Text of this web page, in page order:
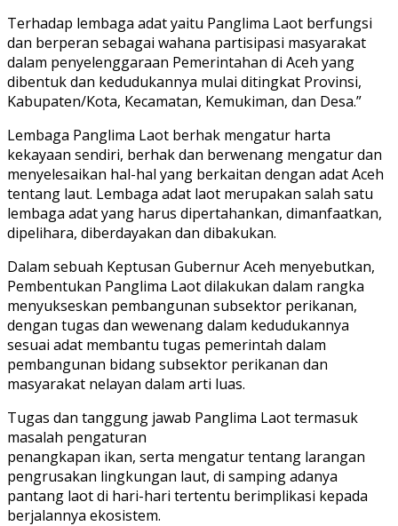
Terhadap lembaga adat yaitu Panglima Laot berfungsi
dan berperan sebagai wahana partisipasi masyarakat
dalam penyelenggaraan Pemerintahan di Aceh yang
dibentuk dan kedudukannya mulai ditingkat Provinsi,
Kabupaten/Kota, Kecamatan, Kemukiman, dan Desa.”
Lembaga Panglima Laot berhak mengatur harta
kekayaan sendiri, berhak dan berwenang mengatur dan
menyelesaikan hal-hal yang berkaitan dengan adat Aceh
tentang laut. Lembaga adat laot merupakan salah satu
lembaga adat yang harus dipertahankan, dimanfaatkan,
dipelihara, diberdayakan dan dibakukan.
Dalam sebuah Keptusan Gubernur Aceh menyebutkan,
Pembentukan Panglima Laot dilakukan dalam rangka
menyukseskan pembangunan subsektor perikanan,
dengan tugas dan wewenang dalam kedudukannya
sesuai adat membantu tugas pemerintah dalam
pembangunan bidang subsektor perikanan dan
masyarakat nelayan dalam arti luas.
Tugas dan tanggung jawab Panglima Laot termasuk
masalah pengaturan
penangkapan ikan, serta mengatur tentang larangan
pengrusakan lingkungan laut, di samping adanya
pantang laot di hari-hari tertentu berimplikasi kepada
berjalannya ekosistem.